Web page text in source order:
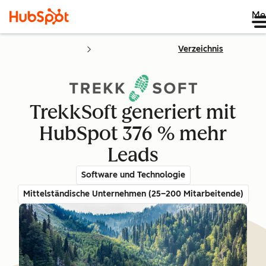
Verzeichnis
TrekkSoft generiert mit
HubSpot 376 % mehr
Leads
Software und Technologie
Mittelständische Unternehmen (25–200 Mitarbeitende)